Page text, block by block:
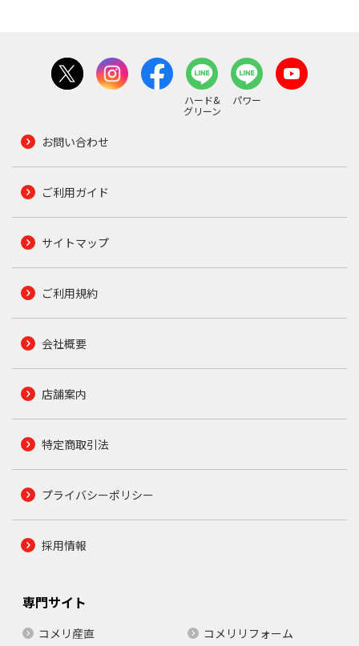
ハード&
グリーン
パワー
お問い合わせ
ご利用ガイド
サイトマップ
ご利用規約
会社概要
店舗案内
特定商取引法
プライバシーポリシー
採用情報
専門サイト
コメリ産直 コメリリフォーム